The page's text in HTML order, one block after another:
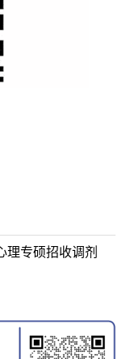
理专硕招收调剂